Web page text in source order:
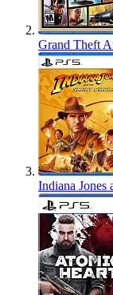
Grand Theft
Indiana Jones